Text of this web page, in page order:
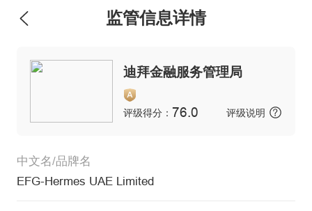
监管信息详情
迪拜金融服务管理局
评级得分： 76.0 评级说明
中文名/品牌名
EFG-Hermes UAE Limited